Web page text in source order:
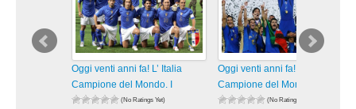
Oggi venti anni fa! L’ Italia
Campione del Mondo. I
(No Ratings Yet)
Oggi venti anni fa! L’ Italia
Campione del Mondo. I
(No Ratings Yet)